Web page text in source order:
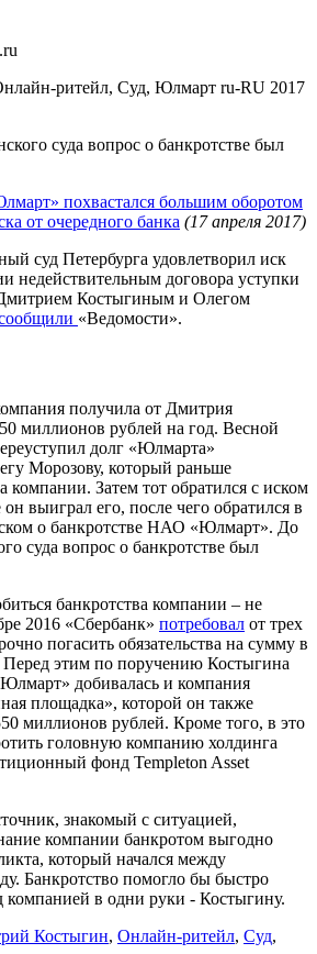
ритейл, Суд, Юлмарт ru-RU 2017
суда вопрос о банкротстве был
похвастался большим оборотом
от очередного банка (17 апреля 2017)
суд Петербурга удовлетворил иск
недействительным договора уступки
Костыгиным и Олегом
«Ведомости».
получила от Дмитрия
миллионов рублей на год. Весной
долг «Юлмарта»
Морозову, который раньше
компании. Затем тот обратился с иском
выиграл его, после чего обратился в
о банкротстве НАО «Юлмарт». До
суда вопрос о банкротстве был
банкротства компании – не
2016 «Сбербанк» потребовал от трех
погасить обязательства на сумму в
Перед этим по поручению Костыгина
добивалась и компания
площадка», которой он также
миллионов рублей. Кроме того, в это
головную компанию холдинга
фонд Templeton Asset
знакомый с ситуацией,
компании банкротом выгодно
который начался между
Банкротство помогло бы быстро
компанией в одни руки - Костыгину.
Костыгин, Онлайн-ритейл, Суд,